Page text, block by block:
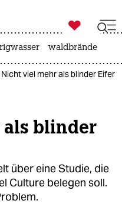

taz zahl ich
waldbrände
viel mehr als blinder Eifer
blinder
über eine Studie, die
Culture belegen soll.